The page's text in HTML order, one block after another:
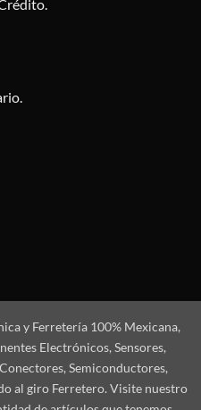
y Ferretería 100% Mexicana,
Electrónicos, Sensores,
Semiconductores,
al giro Ferretero. Visite nuestro